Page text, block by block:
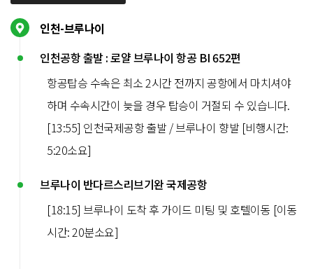
인천-브루나이
인천공항 출발 : 로얄 브루나이 항공 BI 652편
항공탑승 수속은 최소 2시간 전까지 공항에서 마치셔야
하며 수속시간이 늦을 경우 탑승이 거절되 수 있습니다.
[13:55] 인천국제공항 출발 / 브루나이 향발 [비행시간:
5:20소요]
브루나이 반다르스리브기완 국제공항
[18:15] 브루나이 도착 후 가이드 미팅 및 호텔이동 [이동
시간: 20분소요]